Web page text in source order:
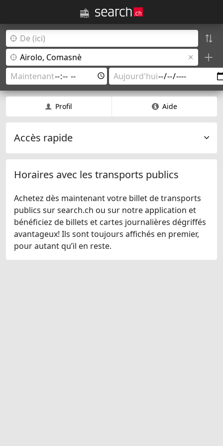
Profil Aide
Accès rapide
Horaires avec les transports publics
Achetez dès maintenant votre billet de transports
publics sur search.ch ou sur notre application et
bénéficiez de billets et cartes journalières dégriffés
avantageux! Ils sont toujours affichés en premier,
pour autant qu’il en reste.